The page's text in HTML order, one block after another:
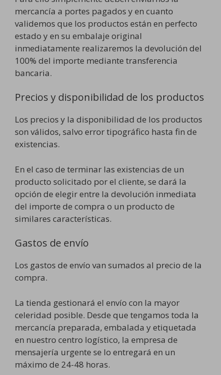
mercancía a portes pagados y en cuanto
validemos que los productos están en perfecto
estado y en su embalaje original
inmediatamente realizaremos la devolución del
100% del importe mediante transferencia
bancaria.
Precios y disponibilidad de los productos
Los precios y la disponibilidad de los productos
son válidos, salvo error tipográfico hasta fin de
existencias.
En el caso de terminar las existencias de un
producto solicitado por el cliente, se dará la
opción de elegir entre la devolución inmediata
del importe de compra o un producto de
similares características.
Gastos de envío
Los gastos de envío van sumados al precio de la
compra.
La tienda gestionará el envío con la mayor
celeridad posible. Desde que tengamos toda la
mercancía preparada, embalada y etiquetada
en nuestro centro logístico, la empresa de
mensajería urgente se lo entregará en un
máximo de 24-48 horas.